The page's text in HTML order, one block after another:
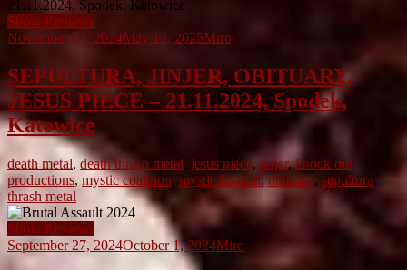
Show Reviews
November 27, 2024May 13, 2025Miro
SEPULTURA, JINJER, OBITUARY,
JESUS PIECE – 21.11.2024, Spodek,
Katowice
death metal, death thrash metal, jesus piece, jinjer,knock out
productions, mystic coalition, mystic festival,obituary, sepultura,
thrash metal
Show Reviews
September 27, 2024October 1, 2024Miro